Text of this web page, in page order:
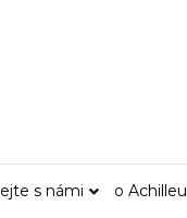
s námi o Achilleu